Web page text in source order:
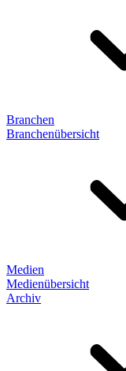
Branchen
Branchenübersicht
Medien
Medienübersicht
Archiv